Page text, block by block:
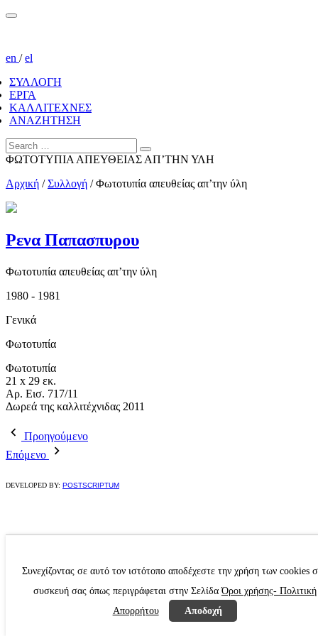
en /el
ΣΥΛΛΟΓΗ
ΕΡΓΑ
ΚΑΛΛΙΤΕΧΝΕΣ
ΑΝΑΖΗΤΗΣΗ
ΦΩΤΟΤΥΠΙΑ ΑΠΕΥΘΕΙΑΣ ΑΠ’ΤΗΝ ΥΛΗ
Αρχική /Συλλογή /Φωτοτυπία απευθείας απ’την ύλη
Ρενα Παπασπυρου
Φωτοτυπία απευθείας απ’την ύλη
1980 - 1981
Γενικά
Φωτοτυπία
Φωτοτυπία
21 x 29 εκ.
Αρ. Εισ. 717/11
Δωρεά της καλλιτέχνιδας 2011
Προηγούμενο
Επόμενο
DEVELOPED BY: POSTSCRIPTUM
Συνεχίζοντας σε αυτό τον ιστότοπο αποδέχεστε την χρήση των cookies
συσκευή σας όπως περιγράφεται στην ΣελίδαΌροι χρήσης- Πολιτική
Απορρήτου
Αποδοχή